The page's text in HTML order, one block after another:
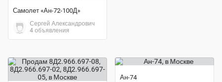
Самолет «Ан-72-100Д»
Сергей Александрович
4 объявления
Ан-74